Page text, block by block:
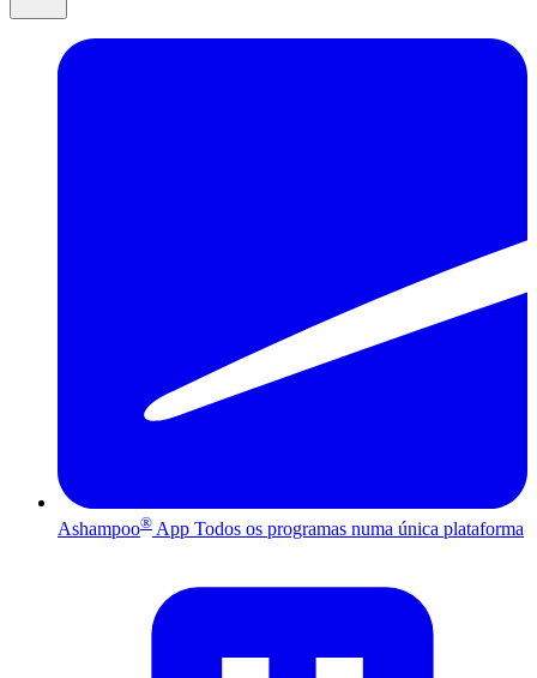
Ashampoo® App Todos os programas numa única plataforma